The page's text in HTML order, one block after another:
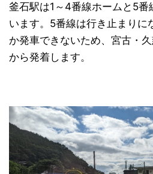
釜石駅は1～4番線ホームと5番
います。5番線は行き止まりに
か発車できないため、宮古・
から発着します。